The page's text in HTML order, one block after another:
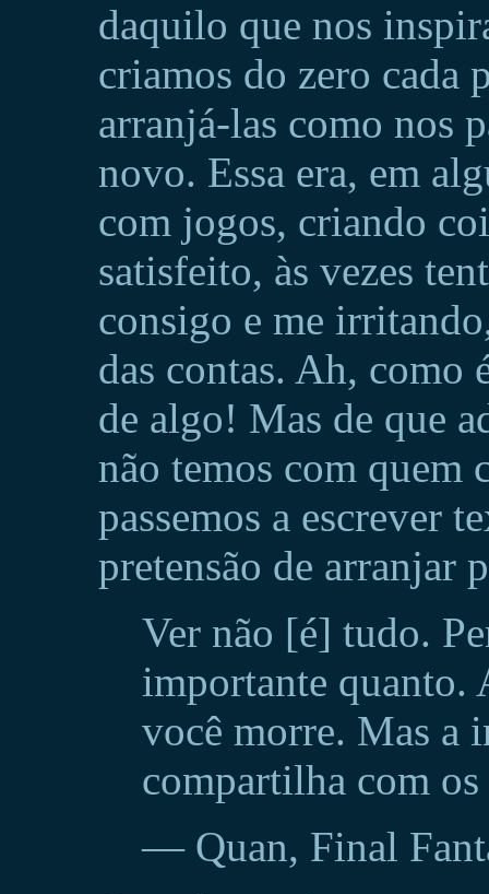
daquilo que nos
criamos do zero cada
arranjá-las como nos
novo. Essa era, em
com jogos, criando
satisfeito, às vezes
consigo e me
das contas. Ah, como
de algo! Mas de que
não temos com quem
passemos a escrever
pretensão de arranjar
Ver não [é] tudo.
importante quanto.
você morre. Mas a
compartilha com
— Quan, Final